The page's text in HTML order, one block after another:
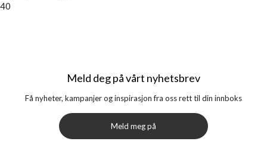
40
Meld deg på vårt nyhetsbrev
Få nyheter, kampanjer og inspirasjon fra oss rett til din innboks
Meld meg på